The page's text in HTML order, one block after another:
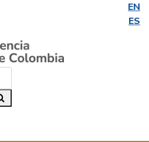
EN
ES